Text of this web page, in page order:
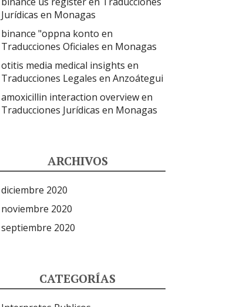
Jurídicas en Monagas
binance "oppna konto en
Traducciones Oficiales en Monagas
otitis media medical insights en
Traducciones Legales en Anzoátegui
amoxicillin interaction overviewen
Traducciones Jurídicas en Monagas
ARCHIVOS
diciembre 2020
noviembre 2020
septiembre 2020
CATEGORÍAS